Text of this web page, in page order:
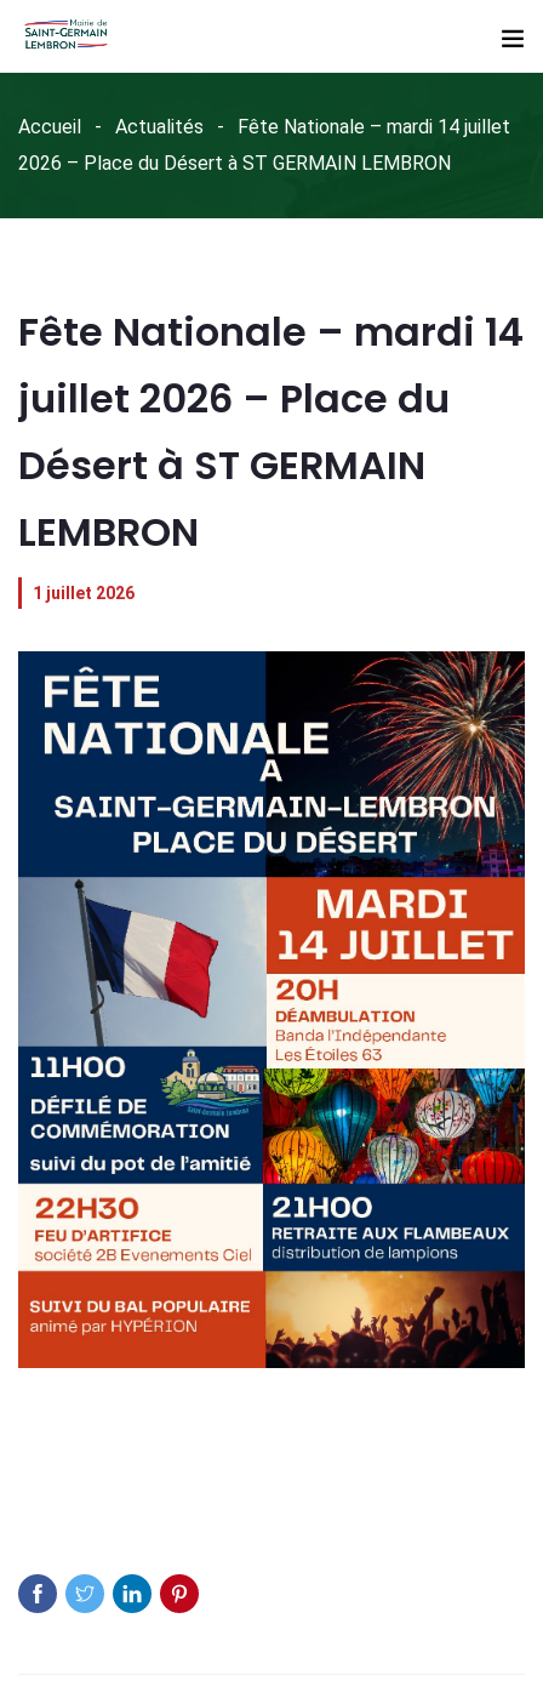
Accueil Actualités
Fête Nationale – mardi 14 juillet
2026 – Place du Désert à ST GERMAIN LEMBRON
Fête Nationale – mardi 14
juillet 2026 – Place du
Désert à ST GERMAIN
LEMBRON
1 juillet 2026